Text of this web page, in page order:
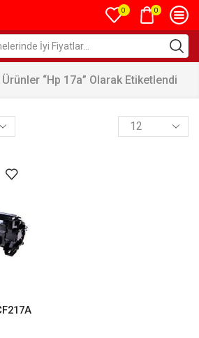
0 0
Ürünler “hp 17a” Olarak Etiketlendi